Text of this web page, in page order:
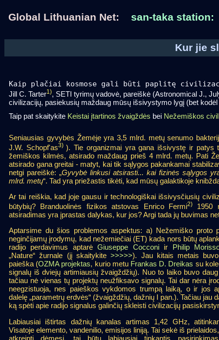
Global Lithuanian Net: san-taka station:
Kur jie
Kaip plačiai kosmose gali būti paplitę
Jill C. Tarter1), SETI tyrimų vadovė, pareiškė (Astronomical J.,
civilizacijų, pasiekusių maždaug mūsų išsivystymo lygį (bet
Taip pat skaitykite Keistai įtartinos žvaigždės bei Nežemiškos
Seniausias gyvybės Žemėje yra 3,5 mlrd. metų senumo
J.W. Schopf'as3)). Tie organizmai yra gana išsivystę ir patys
žemiškos kilmės, atsirado maždaug prieš 4 mlrd. metų. Pati
atsirado gana greitai - matyt, kai tik sąlygos pakankamai
netgi pareiškė: „Gyvybė linkusi atsirasti... kai fizinės sąlygos
mlrd. metų“. Tad yra priežastis tikėti, kad mūsų galaktikoje
Ar tai reiškia, kad joje gausu ir technologiškai išsivysčiusių
būtybių? Branduolinės fizikos atstovas Enrico Fermi2)1950
atsiradimas yra įprastas dalykas, kur jos? Argi tada jų buvimas
Aptarsime du šios problemos aspektus: a) Nežemiško proto
neginčijamų įrodymų, kad nežemiečiai (ET) kada nors būtų
radijo perdavimus aptarėGiuseppe Cocconiir Philip
„Nature“ žurnale (jį skaitykite>>>>>). Jau kitais metais
paieška (OZMA projektas, kurio metu Frankas D. Dreikas su
signalų iš dviejų artimiausių žvaigždžių). Nuo to laiko buvo
tačiau nė vienas tų projektų neužfiksavo signalų. Tai dar nėra
neegzistuoja, nes paieškos vykdomos trumpą laiką, o ir jos
dalelę „parametrų erdvės“ (žvaigždžių, dažnių I pan.). Tačiau jau
ką spėti apie radijo signalus galinčių skleisti civilizacijų
Labiausiai ištirtas dažnių kanalas artimas 1,42 GHz,
Visatoje elemento, vandenilio, emisijos liniją. Tai sekė iš
atkreipti dėmesį, tai būtų labiausiai tinkantis